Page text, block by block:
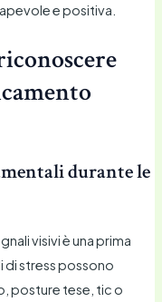
e positiva.
durante le
visivi è una prima
stress possono
posture tese, tic o